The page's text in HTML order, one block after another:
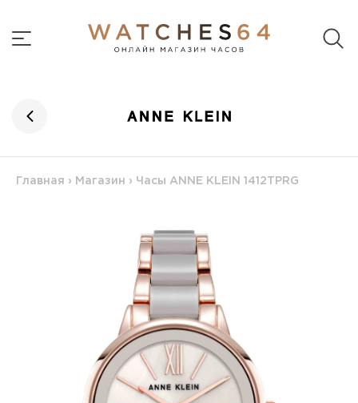
Главная › Магазин › Часы ANNE KLEIN 1412TPRG